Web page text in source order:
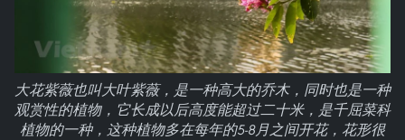
大花紫薇也叫大叶紫薇，是一种高大的乔木，同时也是一种
观赏性的植物，它长成以后高度能超过二十米，是千屈菜科
植物的一种，这种植物多在每年的5-8月之间开花，花形很